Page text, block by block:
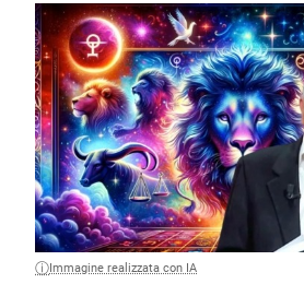
Immagine realizzata con IA